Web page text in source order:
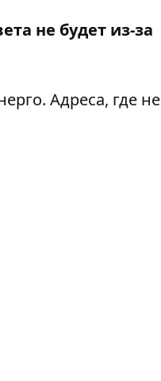
не будет из-за
Адреса, где не